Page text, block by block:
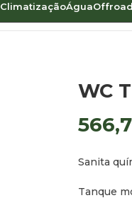
ClimatizaçãoÁguaOffroad
WC
Sanita
Tanque